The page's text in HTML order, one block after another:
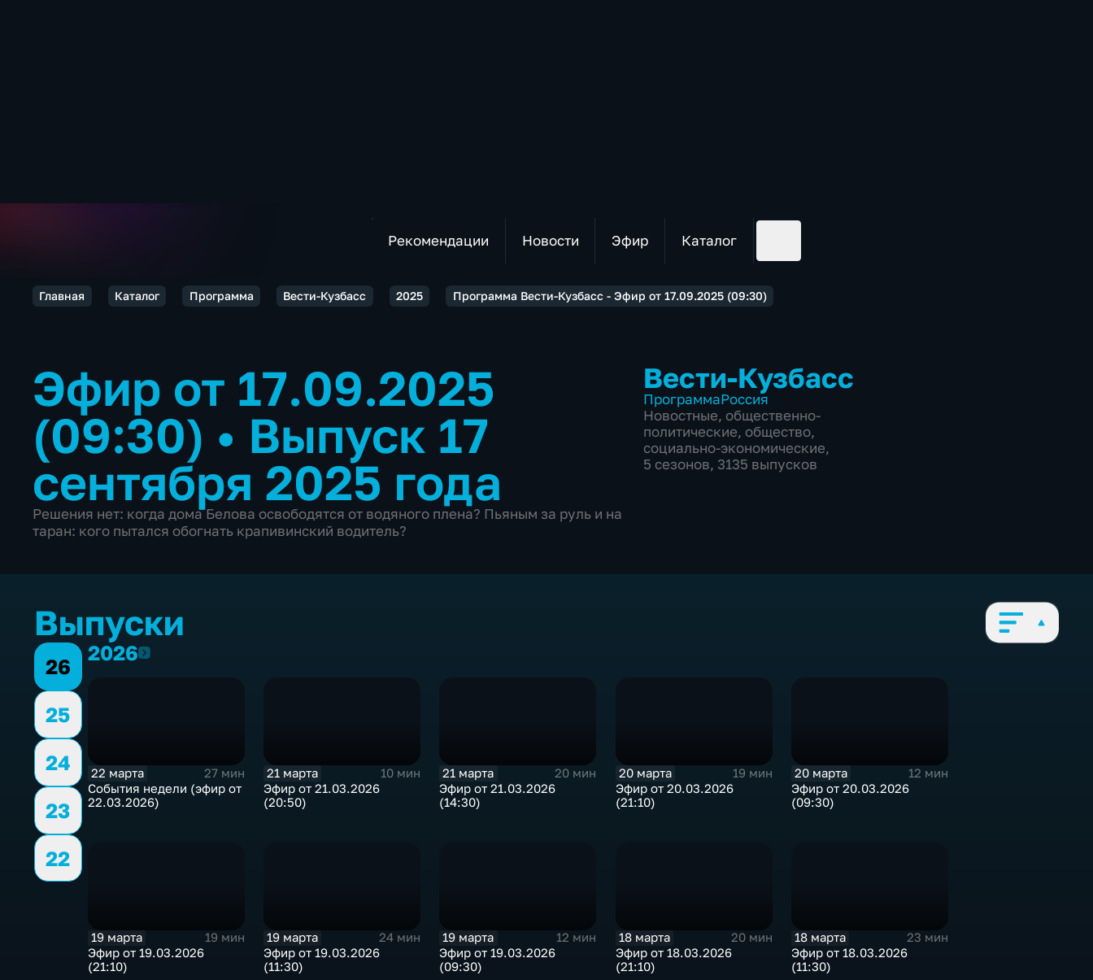
Рекомендации Новости Эфир Каталог
Главная Каталог Программа Вести-Кузбасс 2025 Программа Вести-Кузбасс - Эфир от 17.09.2025 (09:30)
Эфир от 17.09.2025
(09:30) • Выпуск 17
сентября 2025 года
Решения нет: когда дома Белова освободятся от водяного плена? Пьяным за руль и на
таран: кого пытался обогнать крапивинский водитель?
Вести-Кузбасс
ПрограммаРоссия
Новостные, общественно-
политические, общество,
социально-экономические,
5 сезонов, 3135 выпусков
Выпуски
26
25
24
23
22
20262026
22 марта
27 мин
События недели (эфир от
22.03.2026)
21 марта
10 мин
Эфир от 21.03.2026
(20:50)
21 марта
20 мин
Эфир от 21.03.2026
(14:30)
20 марта
19 мин
Эфир от 20.03.2026
(21:10)
20 марта
12 мин
Эфир от 20.03.2026
(09:30)
19 марта
19 мин
Эфир от 19.03.2026
(21:10)
19 марта
24 мин
Эфир от 19.03.2026
(11:30)
19 марта
12 мин
Эфир от 19.03.2026
(09:30)
18 марта
20 мин
Эфир от 18.03.2026
(21:10)
18 марта
23 мин
Эфир от 18.03.2026
(11:30)